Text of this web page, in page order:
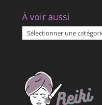
articles
À voir aussi
voir